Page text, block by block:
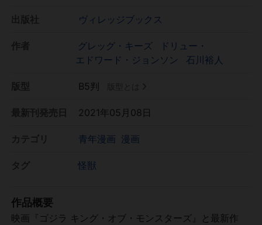
ヴィレッジブックス
グレッグ・キーズ
ドリュー・
エドワード・ジョンソン
石川裕人
B5判
2021年05月08日
青年漫画 漫画
怪獣
作品概要
映画『ゴジラ キング・オブ・モンスターズ』と最新作